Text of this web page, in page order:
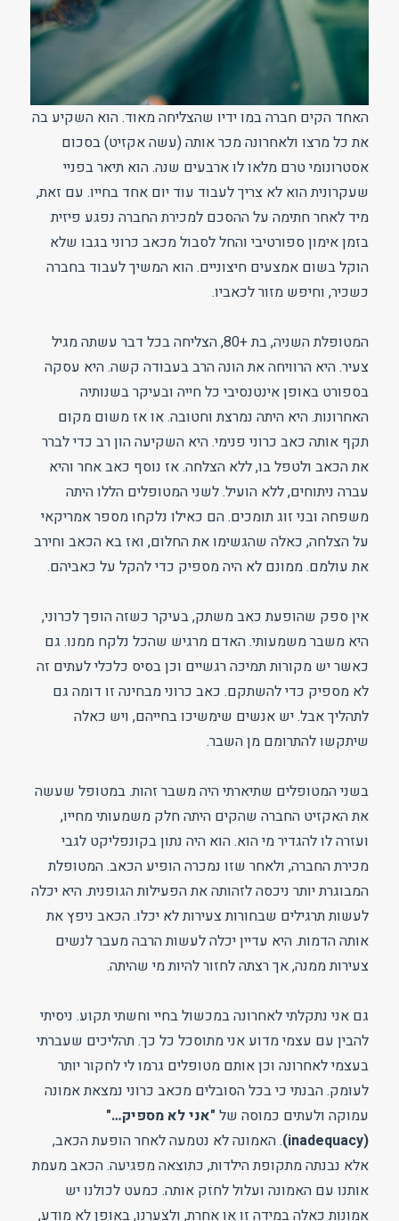
האחד הקים חברה במו ידיו שהצליחה מאוד. הוא השקיע בה
את כל מרצו ולאחרונה מכר אותה (עשה אקזיט) בסכום
אסטרונומי טרם מלאו לו ארבעים שנה. הוא תיאר בפניי
שעקרונית הוא לא צריך לעבוד עוד יום אחד בחייו. עם זאת,
מיד לאחר חתימה על ההסכם למכירת החברה נפגע פיזית
בזמן אימון ספורטיבי והחל לסבול מכאב כרוני בגבו שלא
הוקל בשום אמצעים חיצוניים. הוא המשיך לעבוד בחברה
כשכיר, וחיפש מזור לכאביו.
המטופלת השניה, בת +80, הצליחה בכל דבר עשתה מגיל
צעיר. היא הרוויחה את הונה הרב בעבודה קשה. היא עסקה
בספורט באופן אינטנסיבי כל חייה ובעיקר בשנותיה
האחרונות. היא היתה נמרצת וחטובה. או אז משום מקום
תקף אותה כאב כרוני פנימי. היא השקיעה הון רב כדי לברר
את הכאב ולטפל בו, ללא הצלחה. אז נוסף כאב אחר והיא
עברה ניתוחים, ללא הועיל. לשני המטופלים הללו היתה
משפחה ובני זוג תומכים. הם כאילו נלקחו מספר אמריקאי
על הצלחה, כאלה שהגשימו את החלום, ואז בא הכאב וחירב
את עולמם. ממונם לא היה מספיק כדי להקל על כאביהם.
אין ספק שהופעת כאב משתק, בעיקר כשזה הופך לכרוני,
היא משבר משמעותי. האדם מרגיש שהכל נלקח ממנו. גם
כאשר יש מקורות תמיכה רגשיים וכן בסיס כלכלי לעתים זה
לא מספיק כדי להשתקם. כאב כרוני מבחינה זו דומה גם
לתהליך אבל. יש אנשים שימשיכו בחייהם, ויש כאלה
שיתקשו להתרומם מן השבר.
בשני המטופלים שתיארתי היה משבר זהות. במטופל שעשה
את האקזיט החברה שהקים היתה חלק משמעותי מחייו,
ועזרה לו להגדיר מי הוא. הוא היה נתון בקונפליקט לגבי
מכירת החברה, ולאחר שזו נמכרה הופיע הכאב. המטופלת
המבוגרת יותר ניכסה לזהותה את הפעילות הגופנית. היא יכלה
לעשות תרגילים שבחורות צעירות לא יכלו. הכאב ניפץ את
אותה הדמות. היא עדיין יכלה לעשות הרבה מעבר לנשים
צעירות ממנה, אך רצתה לחזור להיות מי שהיתה.
גם אני נתקלתי לאחרונה במכשול בחיי וחשתי תקוע. ניסיתי
להבין עם עצמי מדוע אני מתוסכל כל כך. תהליכים שעברתי
בעצמי לאחרונה וכן אותם מטופלים גרמו לי לחקור יותר
לעומק. הבנתי כי בכל הסובלים מכאב כרוני נמצאת אמונה
עמוקה ולעתים כמוסה של "אני לא מספיק…"
(inadequacy)
. האמונה לא נטמעה לאחר הופעת הכאב,
אלא נבנתה מתקופת הילדות, כתוצאה מפגיעה. הכאב מעמת
אותנו עם האמונה ועלול לחזק אותה. כמעט לכולנו יש
אמונות כאלה במידה זו או אחרת, ולצערנו, באופן לא מודע,